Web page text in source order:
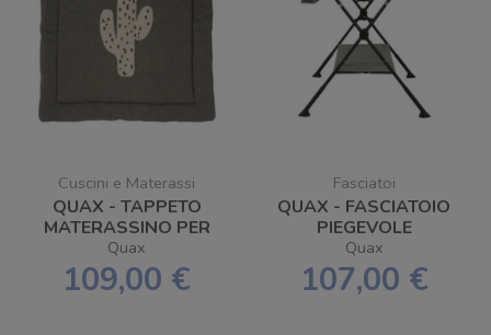
Cuscini e Materassi
QUAX - TAPPETO
MATERASSINO PER
BOX 100X100CM
Quax
109,00 €
Fasciatoi
QUAX - FASCIATOIO
PIEGEVOLE
Quax
107,00 €